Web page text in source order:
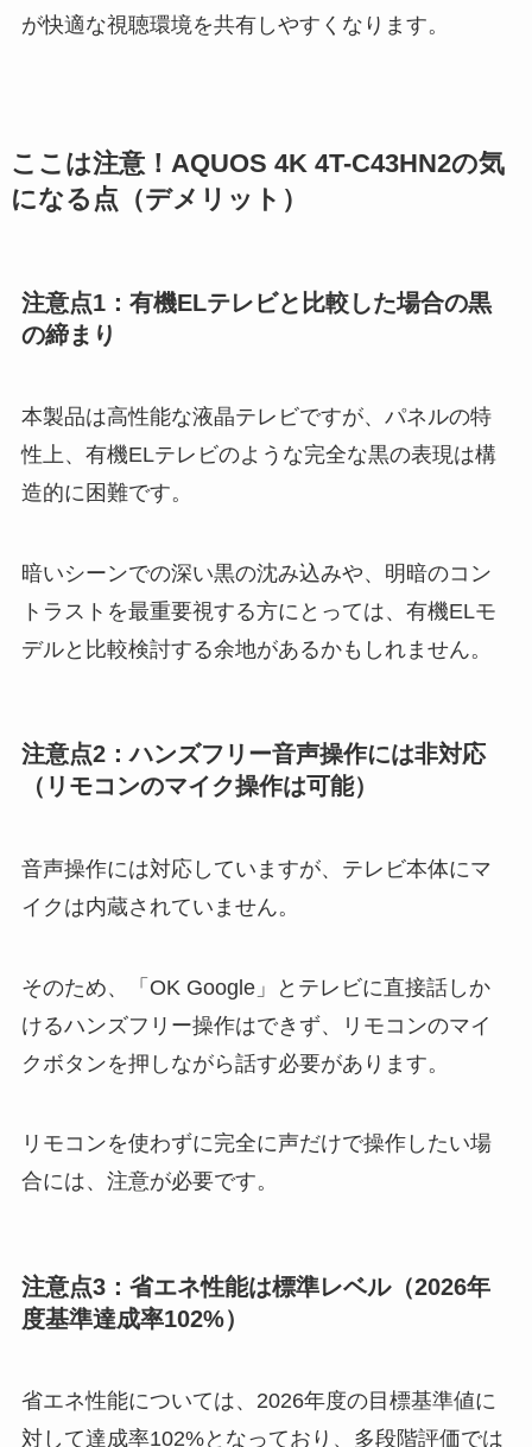
が快適な視聴環境を共有しやすくなります。
ここは注意！AQUOS 4K 4T-C43HN2の気
になる点（デメリット）
注意点1：有機ELテレビと比較した場合の黒
の締まり
本製品は高性能な液晶テレビですが、パネルの特
性上、有機ELテレビのような完全な黒の表現は構
造的に困難です。
暗いシーンでの深い黒の沈み込みや、明暗のコン
トラストを最重要視する方にとっては、有機ELモ
デルと比較検討する余地があるかもしれません。
注意点2：ハンズフリー音声操作には非対応
（リモコンのマイク操作は可能）
音声操作には対応していますが、テレビ本体にマ
イクは内蔵されていません。
そのため、「OK Google」とテレビに直接話しか
けるハンズフリー操作はできず、リモコンのマイ
クボタンを押しながら話す必要があります。
リモコンを使わずに完全に声だけで操作したい場
合には、注意が必要です。
注意点3：省エネ性能は標準レベル（2026年
度基準達成率102%）
省エネ性能については、2026年度の目標基準値に
対して達成率102%となっており、多段階評価では